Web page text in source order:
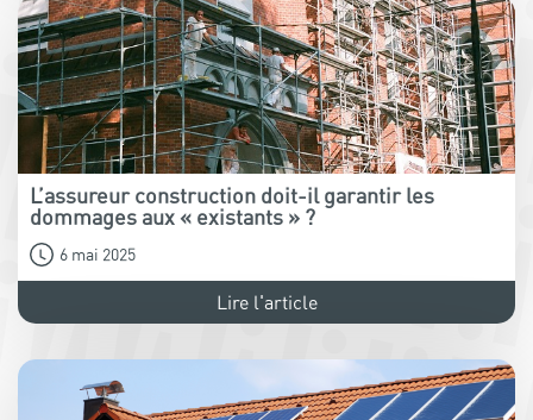
L’assureur construction doit-il garantir les
dommages aux « existants » ?
6 mai 2025
Lire l'article